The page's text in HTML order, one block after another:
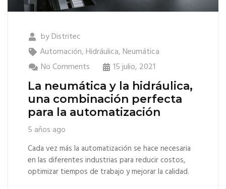
byDistritec
Automación,Hidráulica,Neumática
No Comments
15 julio, 2021
La neumática y la hidráulica,
una combinación perfecta
para la automatización
5 años ago
Cada vez más la automatización se hace necesaria
en las diferentes industrias para reducir costos,
optimizar tiempos de trabajo y mejorar la calidad.